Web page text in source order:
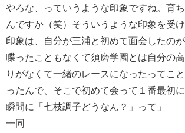
やろな、っていうような印象ですね。育
んですか（笑）そういうような印象を受
印象は、自分が三浦と初めて面会したの
喋ったこともなくて須磨学園とは自分の
りがなくて一緒のレースになったってこ
ったんで、そこで初めて会って１番最初
瞬間に「七枝調子どうなん？」って」
一同